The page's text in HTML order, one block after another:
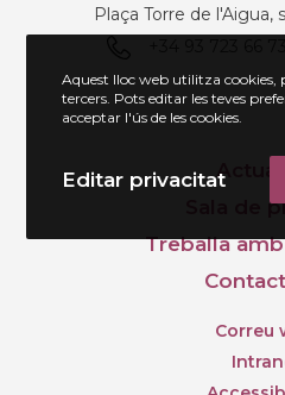
Plaça Torre de
Sala de
Treballa
Correu
Aquest lloc web utilitza cookies,
tercers. Pots editar les teves
acceptar l'ús de les cookies.
Editar privacitat